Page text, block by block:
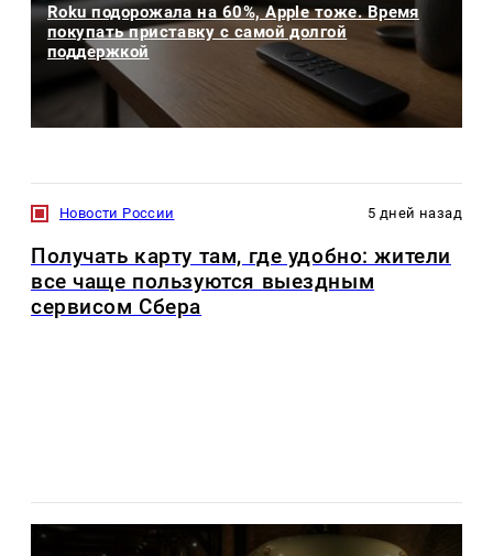
Roku подорожала на 60%, Apple тоже. Время
покупать приставку с самой долгой
поддержкой
Новости России 5 дней назад
Получать карту там, где удобно: жители
все чаще пользуются выездным
сервисом Сбера